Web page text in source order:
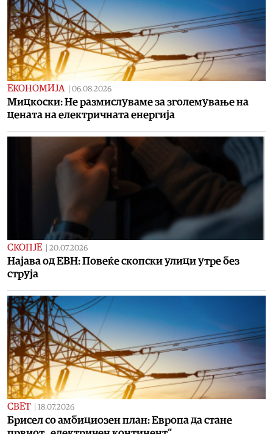
ЕКОНОМИЈА | 06.08.2026
Мицкоски: Не размислуваме за зголемување на
цената на електричната енергија
СКОПЈЕ | 20.07.2026
Најава од ЕВН: Повеќе скопски улици утре без
струја
СВЕТ | 18.07.2026
Брисел со амбициозен план: Европа да стане